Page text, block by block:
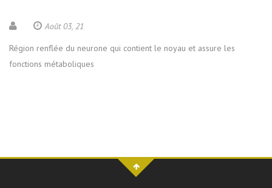
Août 03, 21
Région renflée du neurone qui contient le noyau et assure les
fonctions métaboliques